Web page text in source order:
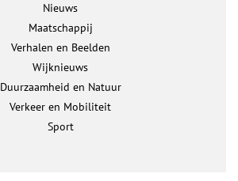
Nieuws
Maatschappij
Verhalen en Beelden
Wijknieuws
Duurzaamheid en Natuur
Verkeer en Mobiliteit
Sport